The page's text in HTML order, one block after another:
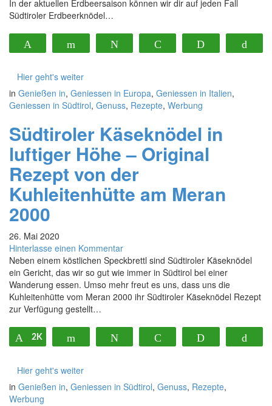
In der aktuellen Erdbeersaison können wir dir auf jeden Fall
Südtiroler Erdbeerknödel…
Twittern
Hier geht's weiter
in Genießen in, Geniessen in Europa, Geniessen in Italien,
Geniessen in Südtirol, Genuss, Rezepte, Werbung
Südtiroler Käseknödel in
luftiger Höhe – Original
Rezept von der
Kuhleitenhütte am Meran
2000
26. Mai 2020
Hinterlasse einen Kommentar
Neben einem köstlichen Speckbrettl sind Südtiroler Käseknödel
ein Gericht, das wir so gut wie immer in Südtirol bei einer
Wanderung essen. Umso mehr freut es uns, dass uns die
Kuhleitenhütte vom Meran 2000 ihr Südtiroler Käseknödel Rezept
zur Verfügung gestellt…
Pin
2K Twittern
Hier geht's weiter
in Genießen in, Geniessen in Südtirol, Genuss, Rezepte,
Werbung